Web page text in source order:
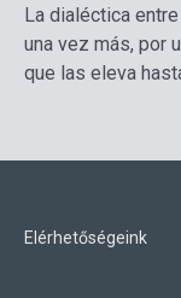
La dialéctica
una vez más, por
que las eleva
Elérhetőségeink